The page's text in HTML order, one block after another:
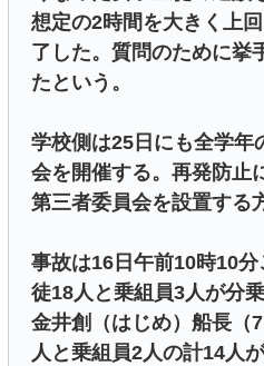
想定の2時間を大きく上
了した。質問のために挙
たという。
学校側は25日にも全学年
会を開催する。再発防止
第三者委員会を設置する
事故は16日午前10時10
徒18人と乗組員3人が分
金井創（はじめ）船長（
人と乗組員2人の計14人